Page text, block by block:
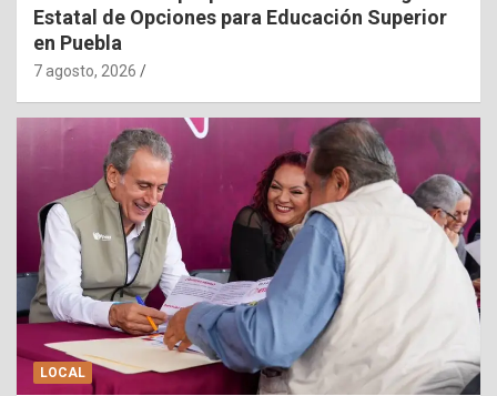
Estatal de Opciones para Educación Superior
en Puebla
7 agosto, 2026
LOCAL